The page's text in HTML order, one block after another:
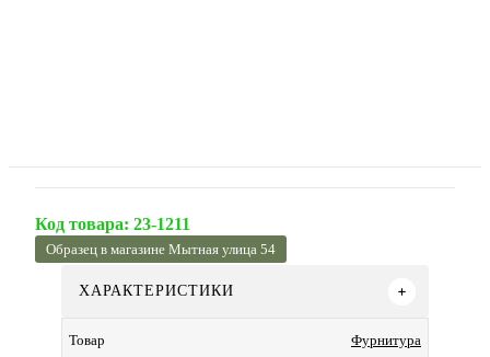
Код товара: 23-1211
Образец в магазине Мытная улица 54
ХАРАКТЕРИСТИКИ
Товар Фурнитура